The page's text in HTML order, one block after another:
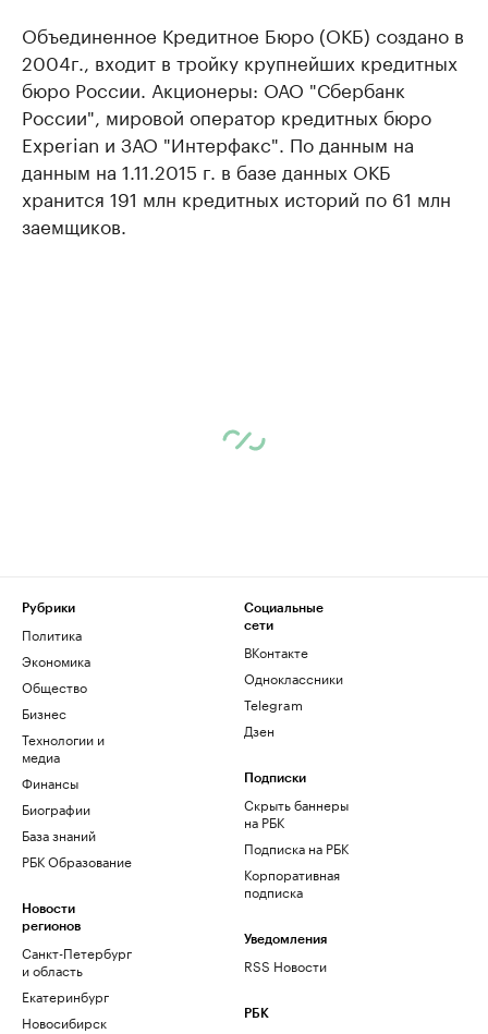
Объединенное Кредитное Бюро (ОКБ) создано в
2004г., входит в тройку крупнейших кредитных
бюро России. Акционеры: ОАО "Сбербанк
России", мировой оператор кредитных бюро
Experian и ЗАО "Интерфакс". По данным на
данным на 1.11.2015 г. в базе данных ОКБ
хранится 191 млн кредитных историй по 61 млн
заемщиков.
Рубрики
Политика
Экономика
Общество
Бизнес
Технологии и
медиа
Финансы
Биографии
База знаний
РБК Образование
Новости
регионов
Санкт-Петербург
и область
Екатеринбург
Новосибирск
Социальные
сети
ВКонтакте
Одноклассники
Telegram
Дзен
Подписки
Скрыть баннеры
на РБК
Подписка на РБК
Корпоративная
подписка
Уведомления
RSS Новости
РБК